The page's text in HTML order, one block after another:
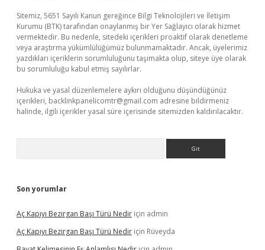
Sitemiz, 5651 Sayılı Kanun gereğince Bilgi Teknolojileri ve İletişim
Kurumu (BTK) tarafından onaylanmış bir Yer Sağlayıcı olarak hizmet
vermektedir. Bu nedenle, sitedeki içerikleri proaktif olarak denetleme
veya araştırma yükümlülüğümüz bulunmamaktadır. Ancak, üyelerimiz
yazdıkları içeriklerin sorumluluğunu taşımakta olup, siteye üye olarak
bu sorumluluğu kabul etmiş sayılırlar.
Hukuka ve yasal düzenlemelere aykırı olduğunu düşündüğünüz
içerikleri, backlinkpanelicomtr@gmail.com adresine bildirmeniz
halinde, ilgili içerikler yasal süre içerisinde sitemizden kaldırılacaktır.
Son yorumlar
Aç Kapıyı Bezirgan Başı Türü Nedir için admin
Aç Kapıyı Bezirgan Başı Türü Nedir için Rüveyda